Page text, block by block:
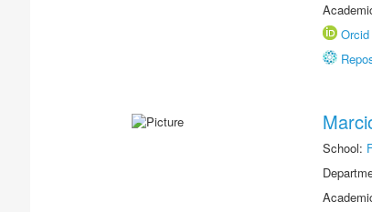
Orcid
School: